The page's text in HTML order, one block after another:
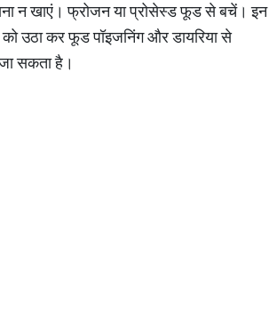
न खाएं। फ्रोजन या प्रोसेस्ड फूड से बचें। इन
उठा कर फूड पॉइजनिंग और डायरिया से
सकता है।